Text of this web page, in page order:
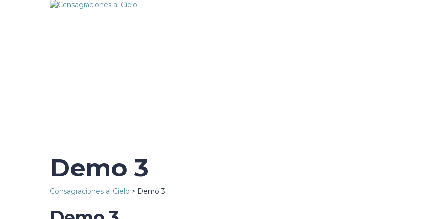
Demo 3
Consagraciones al Cielo > Demo 3